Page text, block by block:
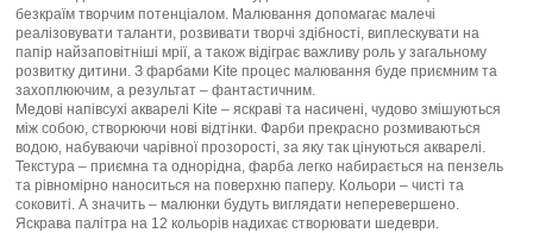
безкраїм творчим потенціалом. Малювання допомагає малечі
реалізовувати таланти, розвивати творчі здібності, виплескувати на
папір найзаповітніші мрії, а також відіграє важливу роль у загальному
розвитку дитини. З фарбами Kite процес малювання буде приємним та
захоплюючим, а результат – фантастичним.
Медові напівсухі акварелі Kite – яскраві та насичені, чудово змішуються
між собою, створюючи нові відтінки. Фарби прекрасно розмиваються
водою, набуваючи чарівної прозорості, за яку так цінуються акварелі.
Текстура – приємна та однорідна, фарба легко набирається на пензель
та рівномірно наноситься на поверхню паперу. Кольори – чисті та
соковиті. А значить – малюнки будуть виглядати неперевершено.
Яскрава палітра на 12 кольорів надихає створювати шедеври.